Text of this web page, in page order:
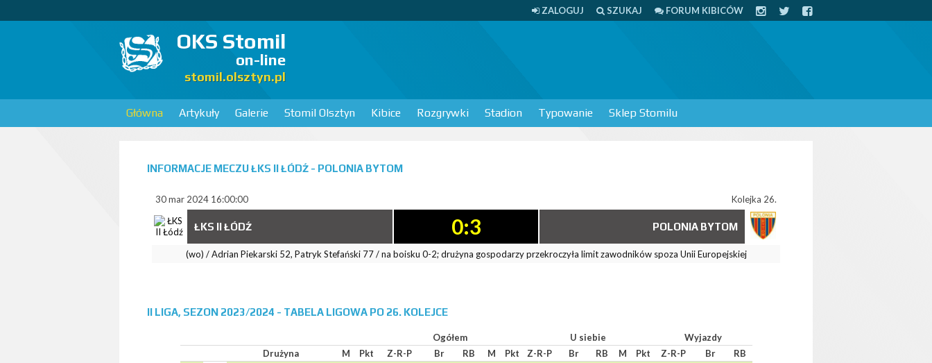
ZALOGUJ SZUKAJ FORUM KIBICÓW
OKS Stomil
on-line
stomil.olsztyn.pl
Główna Artykuły Galerie Stomil Olsztyn Kibice Rozgrywki Stadion Typowanie Sklep Stomilu
INFORMACJE MECZU ŁKS II ŁÓDŹ - POLONIA BYTOM
30 mar 2024 16:00:00 Kolejka 26.
ŁKS II ŁÓDŹ 0:3 POLONIA BYTOM
(wo) / Adrian Piekarski 52, Patryk Stefański 77 / na boisku 0-2; drużyna gospodarzy przekroczyła limit zawodników spoza Unii Europejskiej
II LIGA, SEZON 2023/2024 - TABELA LIGOWA PO 26. KOLEJCE
Ogółem U siebie
Wyjazdy
Drużyna
M Pkt Z-R-P Br RB M Pkt Z-R-P Br RB M Pkt Z-R-P Br
RB